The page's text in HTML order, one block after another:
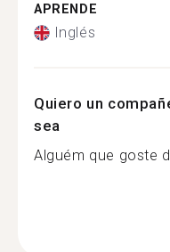
APRENDE
Inglés
Quiero un
sea
Alguém que goste